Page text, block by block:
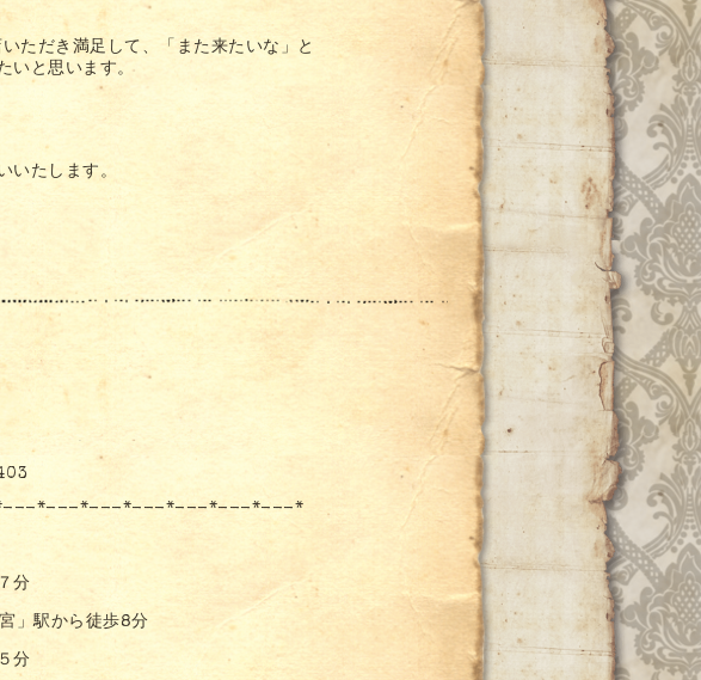
ただき満足して、「また来たいな」と
いと思います。
いたします。
*---*---*---*---*---*---*
分
」駅から徒歩8分
分